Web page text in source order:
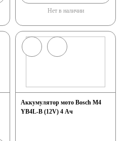
Нет в наличии
Аккумулятор мото Bosch М4
YB4L-B (12V) 4 Ач